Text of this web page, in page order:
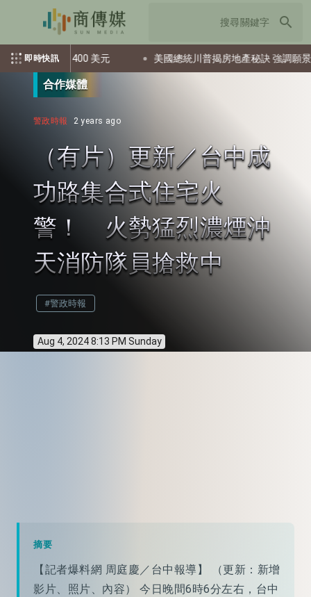
search
即時快訊
逾 400 美元 美國總統川普揭房地產秘訣 強調願景與策略佈局
合作媒體
警政時報 2 years ago
（有片）更新／台中成
功路集合式住宅火
警！ 火勢猛烈濃煙沖
天消防隊員搶救中
#警政時報
Aug 4, 2024 8:13 PM Sunday
摘要
【記者爆料網 周庭慶／台中報導】 （更新：新增
影片、照片、內容） 今日晚間6時6分左右，台中